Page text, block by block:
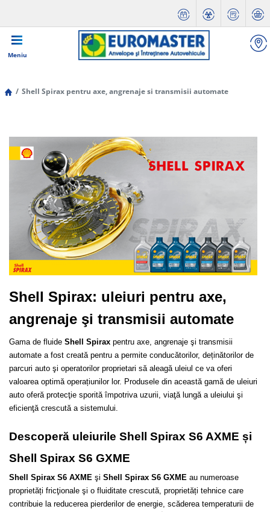
Meniu
Shell Spirax pentru axe, angrenaje si transmisii automate
Shell Spirax: uleiuri pentru axe,
angrenaje şi transmisii automate
Gama de fluide Shell Spirax pentru axe, angrenaje şi transmisii
automate a fost creată pentru a permite conducătorilor, deținătorilor de
parcuri auto şi operatorilor proprietari să aleagă uleiul ce va oferi
valoarea optimă operațiunilor lor. Produsele din această gamă de uleiuri
auto oferă protecţie sporită împotriva uzurii, viaţă lungă a uleiului şi
eficienţă crescută a sistemului.
Descoperă uleiurile Shell Spirax S6 AXME și
Shell Spirax S6 GXME
Shell Spirax S6 AXME şi Shell Spirax S6 GXME au numeroase
proprietăți fricţionale şi o fluiditate crescută, proprietăți tehnice care
contribuie la reducerea pierderilor de energie, scăderea temperaturii de